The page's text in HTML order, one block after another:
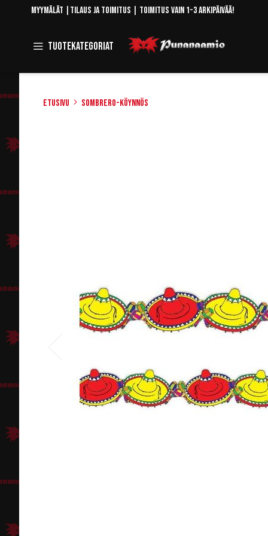
Skip
Myymälät Tilaus ja toimitus | Toimitus vain 1-3 arkipäivää!
Tuotekategoriat Toggle
Navigation
Etusivu Sombrero-köynnös